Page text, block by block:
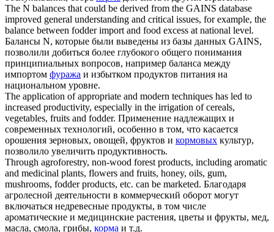
The N balances that could be derived from the GAINS database
improved general understanding and critical issues, for example, the
balance between fodderimport and food excess at national level.
Балансы N, которые были выведены из базы данных GAINS,
позволили добиться более глубокого общего понимания
принципиальных вопросов, например баланса между
импортом фуража и избытком продуктов питания на
национальном уровне.
The application of appropriate and modern techniques has led to
increased productivity, especially in the irrigation of cereals,
vegetables, fruits and fodder. Применение надлежащих и
современных технологий, особенно в том, что касается
орошения зерновых, овощей, фруктов и кормовых культур,
позволило увеличить продуктивность.
Through agroforestry, non-wood forest products, including aromatic
and medicinal plants, flowers and fruits, honey, oils, gum,
mushrooms, fodderproducts, etc. can be marketed. Благодаря
агролесной деятельности в коммерческий оборот могут
включаться недревесные продукты, в том числе
ароматические и медицинские растения, цветы и фрукты, мед,
масла, смола, грибы, корма и т.д.